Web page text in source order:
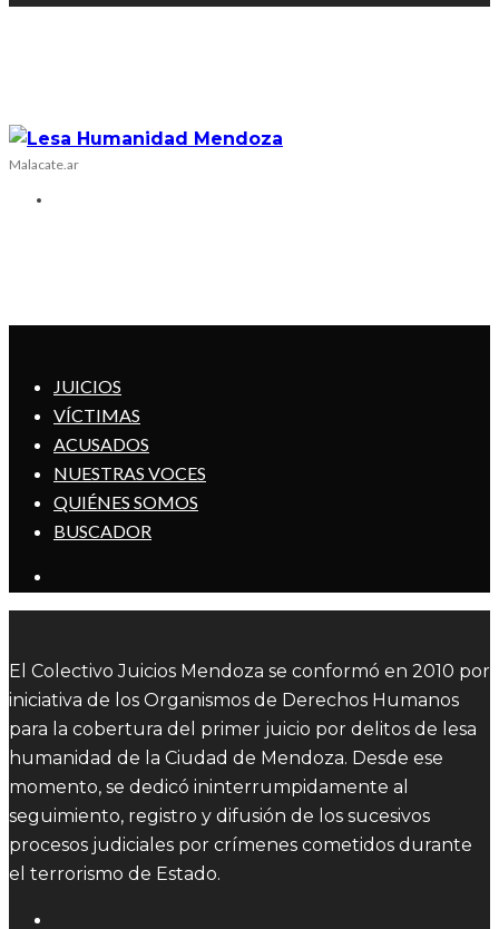
Malacate.ar
JUICIOS
VÍCTIMAS
ACUSADOS
NUESTRAS VOCES
QUIÉNES SOMOS
BUSCADOR
El Colectivo Juicios Mendoza se conformó en 2010 por
iniciativa de los Organismos de Derechos Humanos
para la cobertura del primer juicio por delitos de lesa
humanidad de la Ciudad de Mendoza. Desde ese
momento, se dedicó ininterrumpidamente al
seguimiento, registro y difusión de los sucesivos
procesos judiciales por crímenes cometidos durante
el terrorismo de Estado.